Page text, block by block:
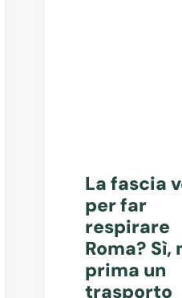
La fascia
per far
respirare
Roma? Sì,
prima un
trasporto